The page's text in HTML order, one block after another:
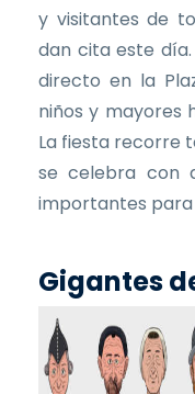
y visitantes de
dan cita este
directo en la
niños y mayores
La fiesta recorre
se celebra con
importantes para
Gigantes